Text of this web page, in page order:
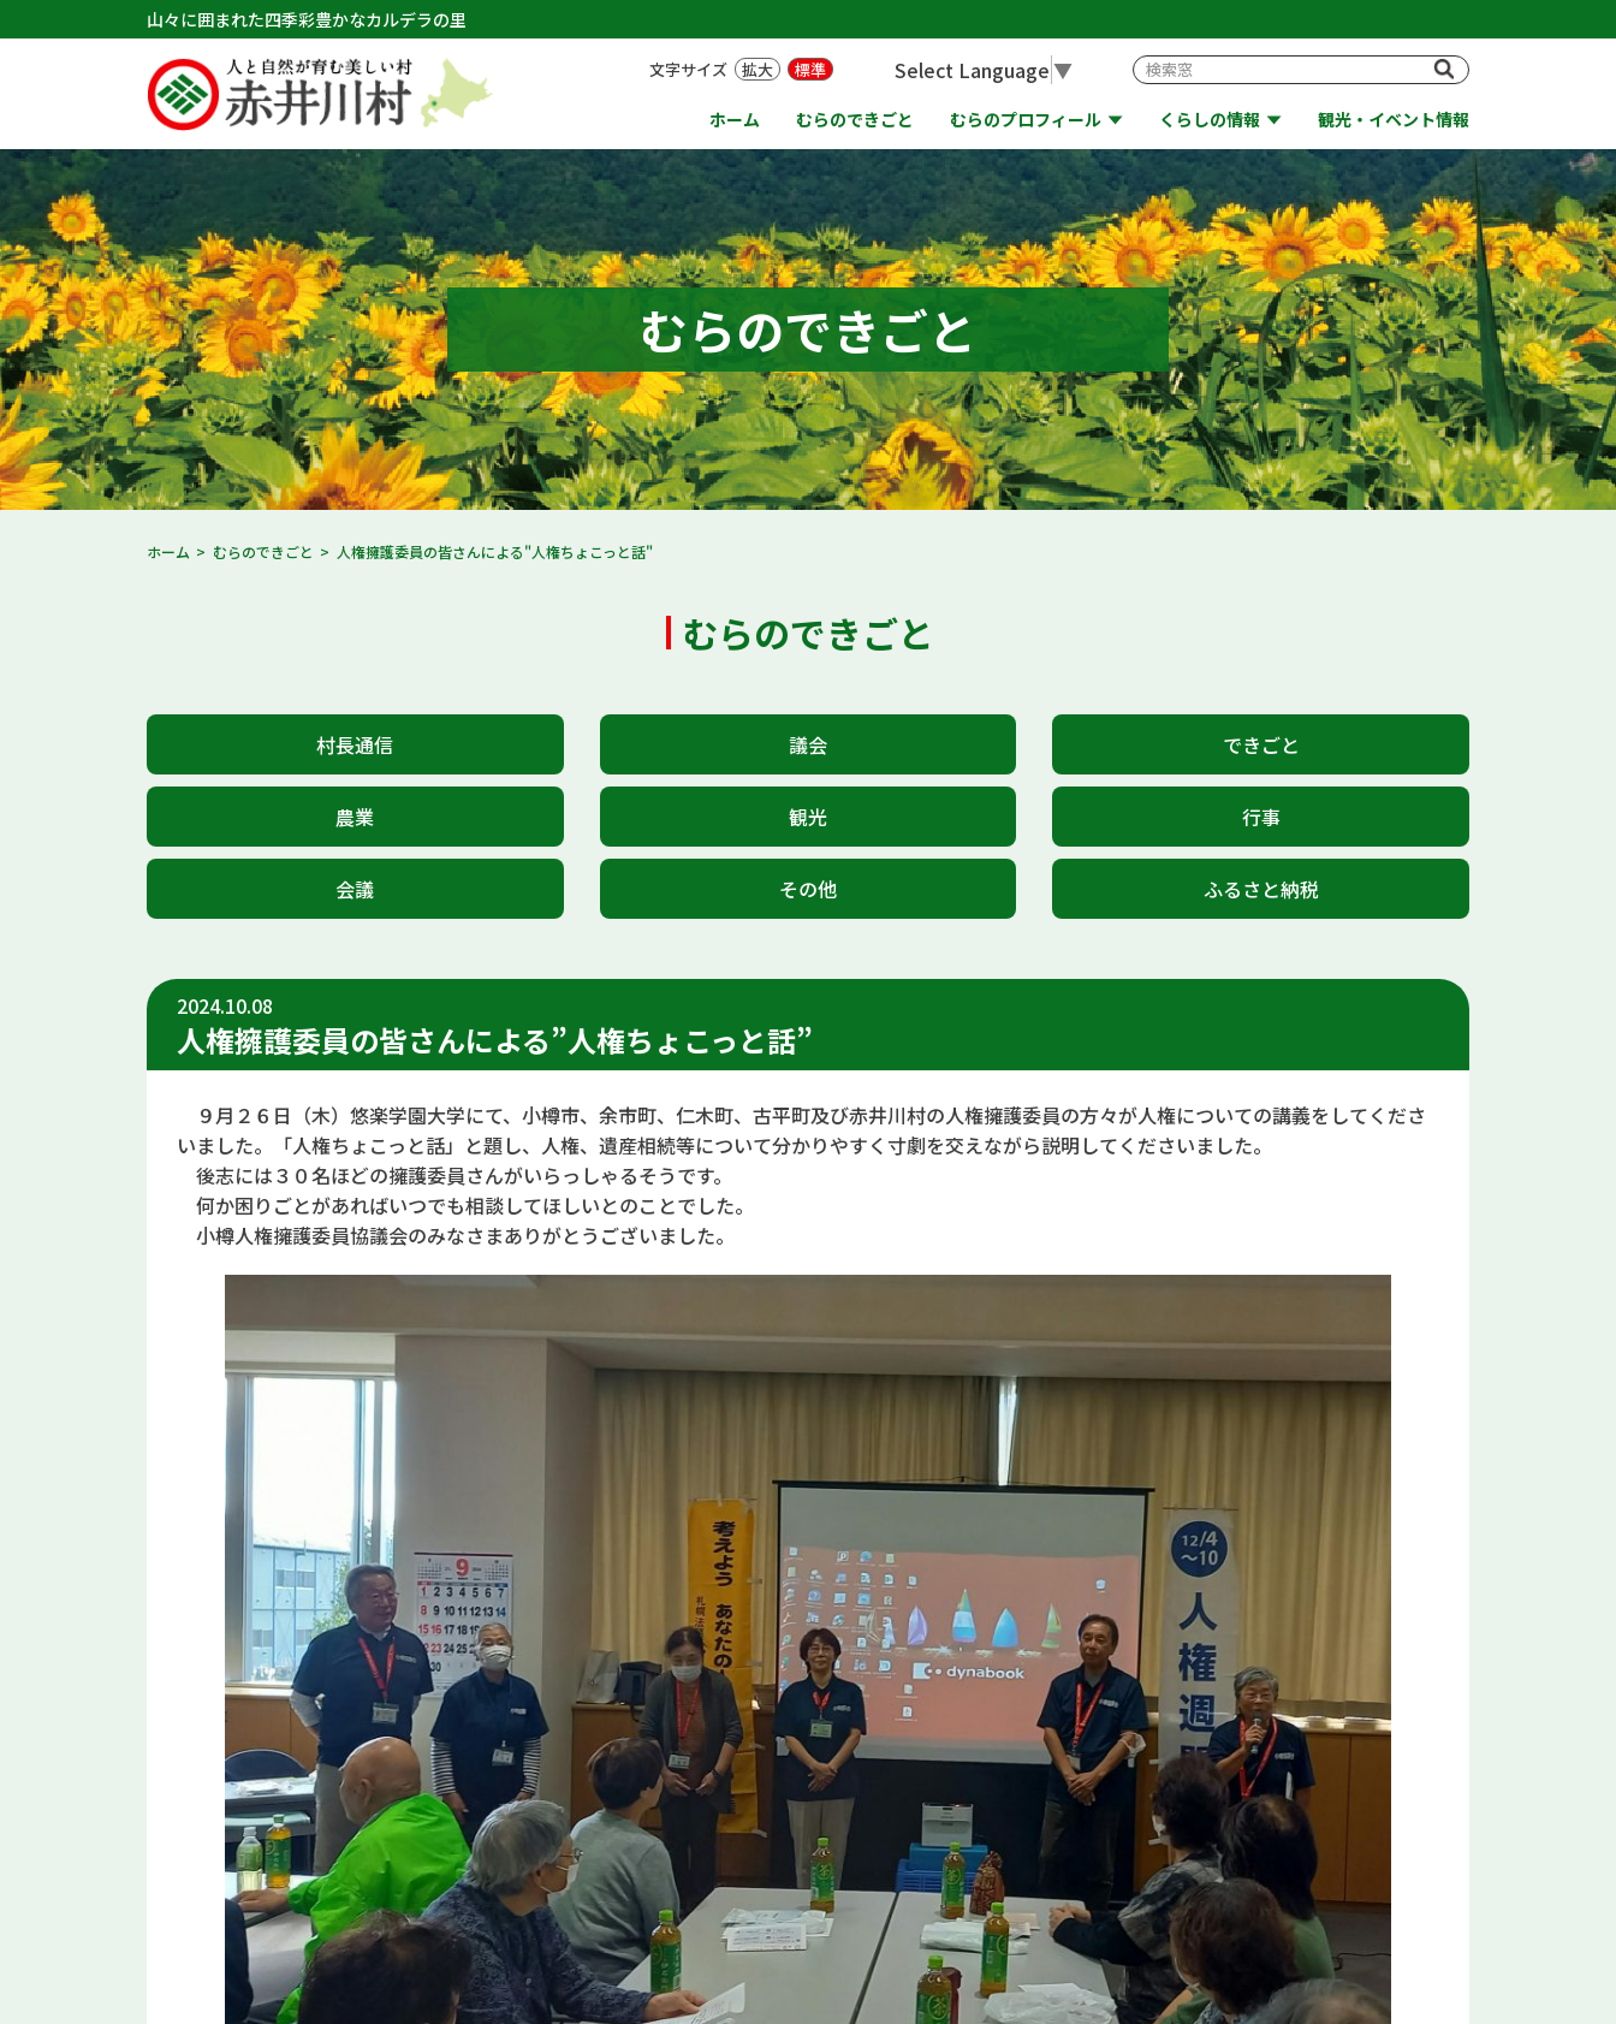
山々に囲まれた四季彩豊かなカルデラの里
ホーム むらのできごと むらのプロフィール くらしの情報 観光・イベント情報
文字サイズ 拡大 標準 Select Language▼
むらのできごと
ホーム むらのできごと 人権擁護委員の皆さんによる"人権ちょこっと話"
むらのできごと
村長通信 議会 できごと
農業 観光 行事
会議 その他 ふるさと納税
2024.10.08
人権擁護委員の皆さんによる”人権ちょこっと話”
９月２６日（木）悠楽学園大学にて、小樽市、余市町、仁木町、古平町及び赤井川村の人権擁護委員の方々が人権についての講義をしてくださ
いました。「人権ちょこっと話」と題し、人権、遺産相続等について分かりやすく寸劇を交えながら説明してくださいました。
後志には３０名ほどの擁護委員さんがいらっしゃるそうです。
何か困りごとがあればいつでも相談してほしいとのことでした。
小樽人権擁護委員協議会のみなさまありがとうございました。